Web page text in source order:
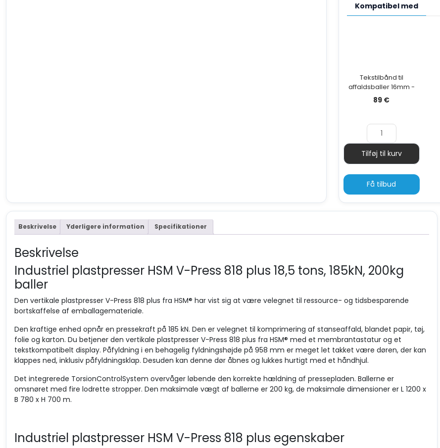
Kompatibel med
Tekstilbånd til
affaldsballer 16mm -
340m - 4 enheder
89 €
Antal
Tilføj til kurv
Få tilbud
Beskrivelse Yderligere information Specifikationer
Beskrivelse
Industriel plastpresser HSM V-Press 818 plus 18,5 tons, 185kN, 200kg
baller
Den vertikale plastpresser V-Press 818 plus fra HSM® har vist sig at være velegnet til ressource- og tidsbesparende
bortskaffelse af emballagemateriale.
Den kraftige enhed opnår en pressekraft på 185 kN. Den er velegnet til komprimering af stanseaffald, blandet papir, tøj,
folie og karton. Du betjener den vertikale plastpresser V-Press 818 plus fra HSM® med et membrantastatur og et
tekstkompatibelt display. Påfyldning i en behagelig fyldningshøjde på 958 mm er meget let takket være døren, der kan
klappes ned, inklusiv påfyldningsklap. Desuden kan denne dør åbnes og lukkes hurtigt med et håndhjul.
Det integrerede TorsionControlSystem overvåger løbende den korrekte hældning af pressepladen. Ballerne er
omsnøret med fire lodrette stropper. Den maksimale vægt af ballerne er 200 kg, de maksimale dimensioner er L 1200 x
B 780 x H 700 m.
Industriel plastpresser HSM V-Press 818 plus egenskaber